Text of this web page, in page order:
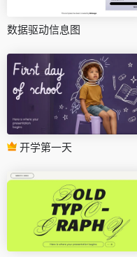
数据驱动信息图
开学第一天